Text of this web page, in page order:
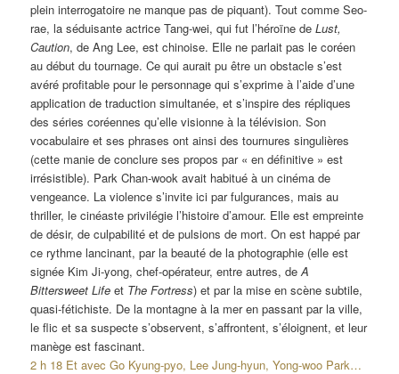
plein interrogatoire ne manque pas de piquant). Tout comme Seo-
rae, la séduisante actrice Tang-wei, qui fut l’héroïne deLust,
Caution, de Ang Lee, est chinoise. Elle ne parlait pas le coréen
au début du tournage. Ce qui aurait pu être un obstacle s’est
avéré profitable pour le personnage qui s’exprime à l’aide d’une
application de traduction simultanée, et s’inspire des répliques
des séries coréennes qu’elle visionne à la télévision. Son
vocabulaire et ses phrases ont ainsi des tournures singulières
(cette manie de conclure ses propos par « en définitive » est
irrésistible). Park Chan-wook avait habitué à un cinéma de
vengeance. La violence s’invite ici par fulgurances, mais au
thriller, le cinéaste privilégie l’histoire d’amour. Elle est empreinte
de désir, de culpabilité et de pulsions de mort. On est happé par
ce rythme lancinant, par la beauté de la photographie (elle est
signée Kim Ji-yong, chef-opérateur, entre autres, deA
Bittersweet Life et The Fortress) et par la mise en scène subtile,
quasi-fétichiste. De la montagne à la mer en passant par la ville,
le flic et sa suspecte s’observent, s’affrontent, s’éloignent, et leur
manège est fascinant.
2 h 18 Et avec Go Kyung-pyo, Lee Jung-hyun, Yong-woo Park…